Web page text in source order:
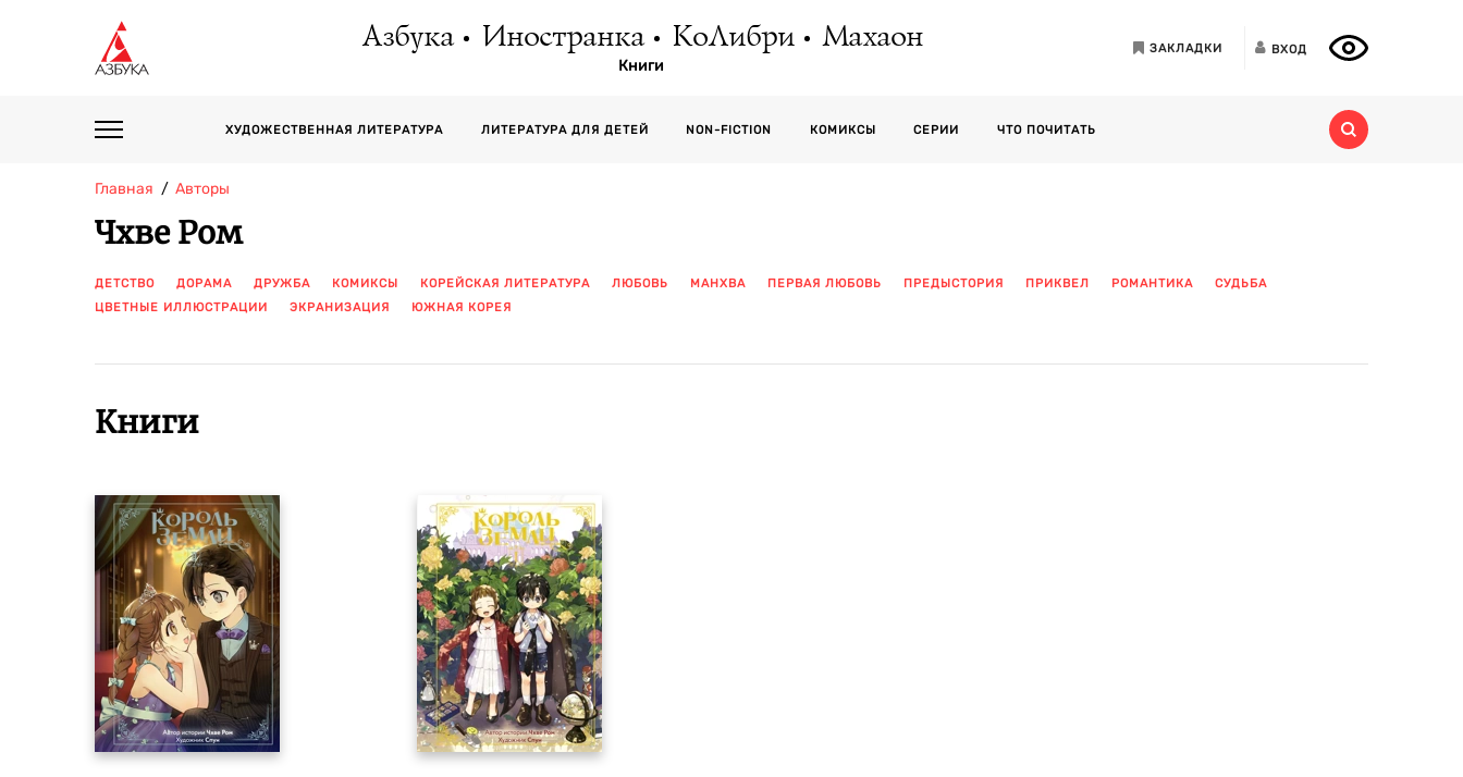
Азбука Иностранка КоЛибри Махаон
Книги
ЗАКЛАДКИ ВХОД
ХУДОЖЕСТВЕННАЯ ЛИТЕРАТУРА ЛИТЕРАТУРА ДЛЯ ДЕТЕЙ NON-FICTION КОМИКСЫ СЕРИИ ЧТО ПОЧИТАТЬ
Главная Авторы
Чхве Ром
ДЕТСТВО ДОРАМА ДРУЖБА КОМИКСЫ КОРЕЙСКАЯ ЛИТЕРАТУРА ЛЮБОВЬ МАНХВА ПЕРВАЯ ЛЮБОВЬ ПРЕДЫСТОРИЯ ПРИКВЕЛ РОМАНТИКА
СУДЬБА
ЦВЕТНЫЕ ИЛЛЮСТРАЦИИ
ЭКРАНИЗАЦИЯ ЮЖНАЯ КОРЕЯ
Книги